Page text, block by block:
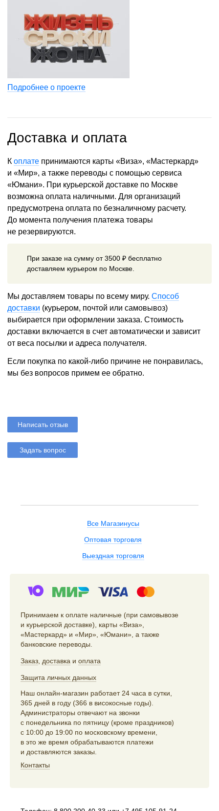
Подробнее о проекте
Доставка и оплата
К оплате принимаются карты «Виза», «Мастеркард»
и «Мир», а также переводы с помощью сервиса
«Юмани». При курьерской доставке по Москве
возможна оплата наличными. Для организаций
предусмотрена оплата по безналичному расчету.
До момента получения платежа товары
не резервируются.
При заказе на сумму от 3500 ₽ бесплатно
доставляем курьером по Москве.
Мы доставляем товары по всему миру. Способ
доставки (курьером, почтой или самовывоз)
выбирается при оформлении заказа. Стоимость
доставки включается в счет автоматически и зависит
от веса посылки и адреса получателя.
Если покупка по какой-либо причине не понравилась,
мы без вопросов примем ее обратно.
Написать отзыв
Задать вопрос
Все Магазинусы
Оптовая торговля
Выездная торговля
Принимаем к оплате наличные (при самовывозе
и курьерской доставке), карты «Виза»,
«Мастеркард» и «Мир», «Юмани», а также
банковские переводы.
Заказ доставка и оплата
Защита личных данных
Наш онлайн-магазин работает 24 часа в сутки,
365 дней в году (366 в високосные годы).
Администраторы отвечают на звонки
с понедельника по пятницу (кроме праздников)
с 10:00 до 19:00 по московскому времени,
в это же время обрабатываются платежи
и доставляются заказы.
Контакты